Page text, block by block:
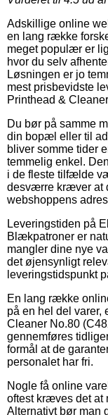
Adskillige online
en lang række
meget populær er
hvor du selv
Løsningen er jo
mest prisbevidste
Printhead &
Du bør på samme
din bopæl eller til
bliver somme tider
temmelig enkel.
i de fleste tilfælde
desværre kræver at
webshoppens
Leveringstiden på
Blækpatroner er
mangler dine nye
det øjensynligt
leveringstidspunkt
En lang række
på en hel del varer,
Cleaner No.80
gennemføres
formål at de
personalet har fri.
Nogle få online
oftest kræves det at
Alternativt bør man